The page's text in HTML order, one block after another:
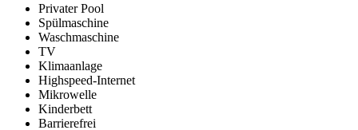
Privater Pool
Spülmaschine
Waschmaschine
TV
Klimaanlage
Highspeed-Internet
Mikrowelle
Kinderbett
Barrierefrei